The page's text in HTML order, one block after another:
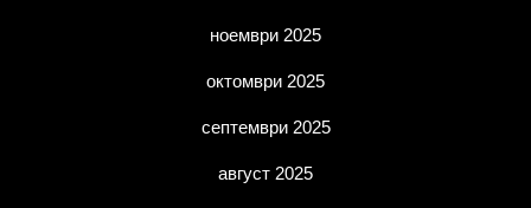
ноември 2025
октомври 2025
септември 2025
август 2025